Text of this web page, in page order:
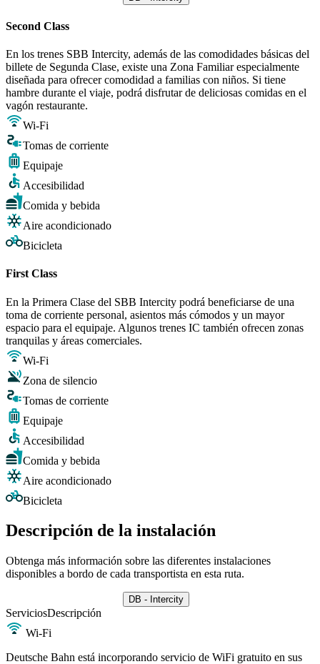
Second Class
En los trenes SBB Intercity, además de las comodidades básicas del
billete de Segunda Clase, existe una Zona Familiar especialmente
diseñada para ofrecer comodidad a familias con niños. Si tiene
hambre durante el viaje, podrá disfrutar de deliciosas comidas en el
vagón restaurante.
Wi-Fi
Tomas de corriente
Equipaje
Accesibilidad
Comida y bebida
Aire acondicionado
Bicicleta
First Class
En la Primera Clase del SBB Intercity podrá beneficiarse de una
toma de corriente personal, asientos más cómodos y un mayor
espacio para el equipaje. Algunos trenes IC también ofrecen zonas
tranquilas y áreas comerciales.
Wi-Fi
Zona de silencio
Tomas de corriente
Equipaje
Accesibilidad
Comida y bebida
Aire acondicionado
Bicicleta
Descripción de la instalación
Obtenga más información sobre las diferentes instalaciones
disponibles a bordo de cada transportista en esta ruta.
DB - Intercity
ServiciosDescripción
Wi-Fi
Deutsche Bahn está incorporando servicio de WiFi gratuito en sus